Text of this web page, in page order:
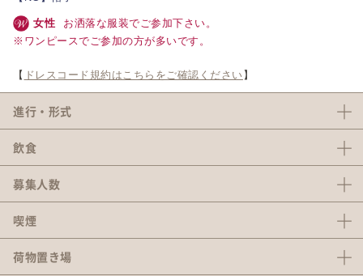
女性
お洒落な服装でご参加下さい。
※ワンピースでご参加の方が多いです。
【 ドレスコード規約はこちらをご確認ください 】
進行・形式
飲食
募集人数
喫煙
荷物置き場